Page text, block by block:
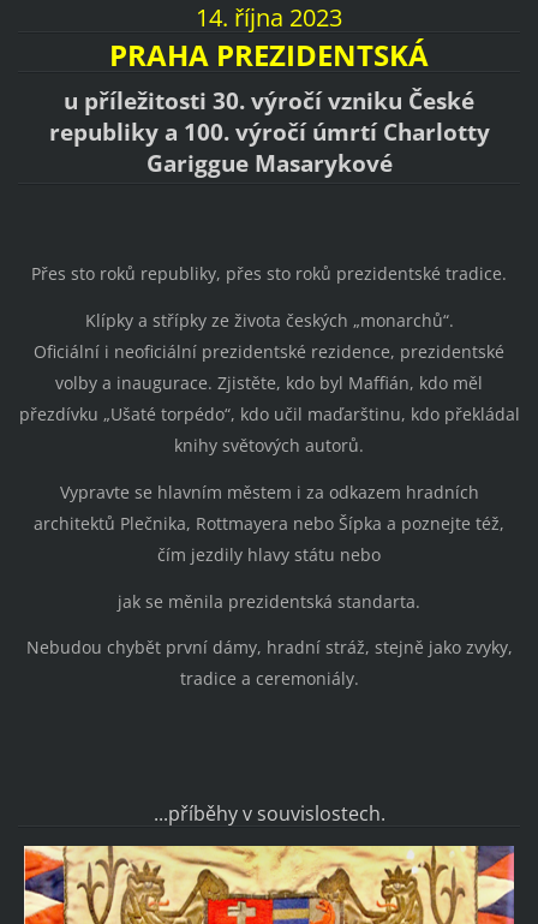
14. října 2023
PRAHA PREZIDENTSKÁ
u příležitosti 30. výročí vzniku České
republiky a 100. výročí úmrtí Charlotty
Gariggue Masarykové
Přes sto roků republiky, přes sto roků prezidentské tradice.
Klípky a střípky ze života českých „monarchů“.
Oficiální i neoficiální prezidentské rezidence, prezidentské
volby a inaugurace. Zjistěte, kdo byl Maffián, kdo měl
přezdívku „Ušaté torpédo“, kdo učil maďarštinu, kdo překládal
knihy světových autorů.
Vypravte se hlavním městem i za odkazem hradních
architektů Plečnika, Rottmayera nebo Šípka a poznejte též,
čím jezdily hlavy státu nebo
jak se měnila prezidentská standarta.
Nebudou chybět první dámy, hradní stráž, stejně jako zvyky,
tradice a ceremoniály.
...příběhy v souvislostech.